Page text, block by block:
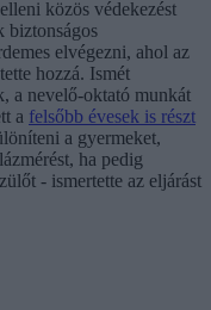
közös védekezést
biztonságos
elvégezni, ahol az
hozzá. Ismét
a nevelő-oktató munkát
a felsőbb évesek is részt
a gyermeket,
ha pedig
- ismertette az eljárást